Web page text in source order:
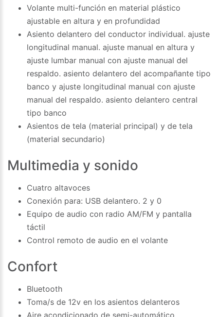
Volante multi-función en material plástico
ajustable en altura y en profundidad
Asiento delantero del conductor individual. ajuste
longitudinal manual. ajuste manual en altura y
ajuste lumbar manual con ajuste manual del
respaldo. asiento delantero del acompañante tipo
banco y ajuste longitudinal manual con ajuste
manual del respaldo. asiento delantero central
tipo banco
Asientos de tela (material principal) y de tela
(material secundario)
Multimedia y sonido
Cuatro altavoces
Conexión para: USB delantero. 2 y 0
Equipo de audio con radio AM/FM y pantalla
táctil
Control remoto de audio en el volante
Confort
Bluetooth
Toma/s de 12v en los asientos delanteros
Aire acondicionado de semi-automático